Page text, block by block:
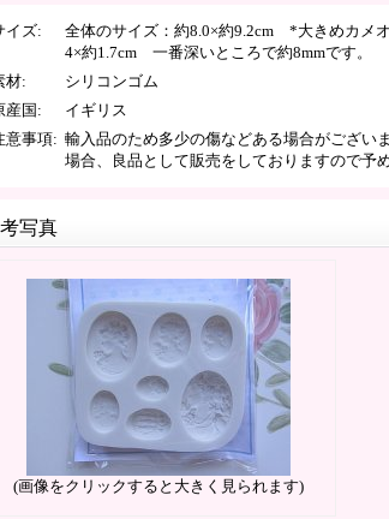
イズ:
全体のサイズ：約8.0×約9.2cm *大きめカ
4×約1.7cm 一番深いところで約8mmです。
材:
シリコンゴム
産国 :
イギリス
意事項: 輸入品のため多少の傷などある場合がござい
場合、良品として販売をしておりますので予
写真
(画像をクリックすると大きく見られます)